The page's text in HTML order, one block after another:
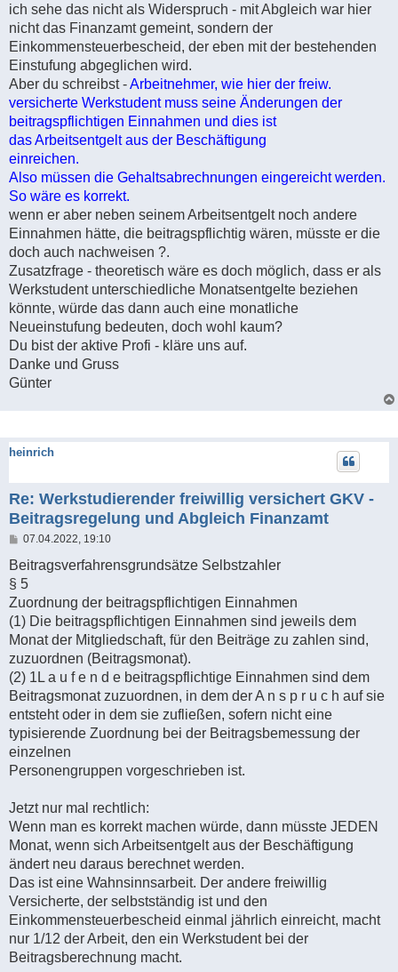
r
a
ich sehe das nicht als Widerspruch - mit Abgleich war hier
nicht das Finanzamt gemeint, sondern der
Einkommensteuerbescheid, der eben mit der bestehenden
Einstufung abgeglichen wird.
Aber du schreibst -Arbeitnehmer, wie hier der freiw.
versicherte Werkstudent muss seine Änderungen der
beitragspflichtigen Einnahmen und dies ist
das Arbeitsentgelt aus der Beschäftigung
einreichen.
Also müssen die Gehaltsabrechnungen eingereicht werden.
So wäre es korrekt.
wenn er aber neben seinem Arbeitsentgelt noch andere
Einnahmen hätte, die beitragspflichtig wären, müsste er die
doch auch nachweisen ?.
Zusatzfrage - theoretisch wäre es doch möglich, dass er als
Werkstudent unterschiedliche Monatsentgelte beziehen
könnte, würde das dann auch eine monatliche
Neueinstufung bedeuten, doch wohl kaum?
Du bist der aktive Profi - kläre uns auf.
Danke und Gruss
Günter
heinrich
Re: Werkstudierender freiwillig versichert GKV -
Beitragsregelung und Abgleich Finanzamt
B
i
t
r
a
g
07.04.2022, 19:10
Beitragsverfahrensgrundsätze Selbstzahler
§ 5
Zuordnung der beitragspflichtigen Einnahmen
(1) Die beitragspflichtigen Einnahmen sind jeweils dem
Monat der Mitgliedschaft, für den Beiträge zu zahlen sind,
zuzuordnen (Beitragsmonat).
(2) 1L a u f e n d e beitragspflichtige Einnahmen sind dem
Beitragsmonat zuzuordnen, in dem der A n s p r u c h auf sie
entsteht oder in dem sie zufließen, sofern nicht eine
typisierende Zuordnung bei der Beitragsbemessung der
einzelnen
Personengruppen vorgeschrieben ist.
Jetzt nur mal rechtlich:
Wenn man es korrekt machen würde, dann müsste JEDEN
Monat, wenn sich Arbeitsentgelt aus der Beschäftigung
ändert neu daraus berechnet werden.
Das ist eine Wahnsinnsarbeit. Der andere freiwillig
Versicherte, der selbstständig ist und den
Einkommensteuerbescheid einmal jährlich einreicht, macht
nur 1/12 der Arbeit, den ein Werkstudent bei der
Beitragsberechnung macht.